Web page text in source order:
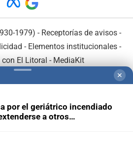
1979) - Receptorías de avisos -
- Elementos institucionales-
El Litoral - MediaKit
✕
por el geriátrico incendiado
a otros